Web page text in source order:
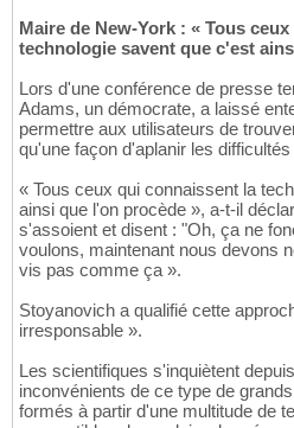
Maire de New-York : « Tous
technologie savent que c'est
Lors d'une conférence de presse
Adams, un démocrate, a laissé
permettre aux utilisateurs de
qu'une façon d'aplanir les
« Tous ceux qui connaissent la
ainsi que l'on procède », a-t-il
s'assoient et disent : "Oh, ça ne
voulons, maintenant nous devons
vis pas comme ça ».
Stoyanovich a qualifié cette
irresponsable ».
Les scientifiques s'inquiètent
inconvénients de ce type de
formés à partir d'une multitude de